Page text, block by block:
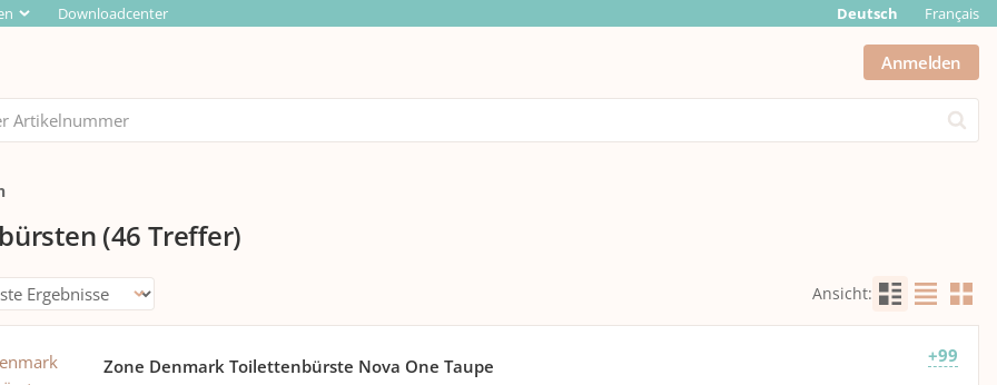
Downloadcenter Deutsch Français
Anmelden
(46 Treffer)
Ansicht:
+99
Zone Denmark Toilettenbürste Nova One Taupe